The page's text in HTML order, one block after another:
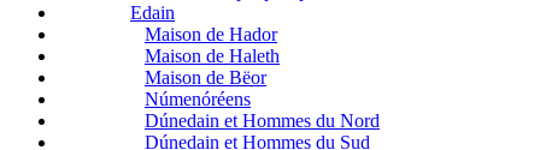
Edain
Maison de Hador
Maison de Haleth
Maison de Bëor
Númenóréens
Dúnedain et Hommes du Nord
Dúnedain et Hommes du Sud